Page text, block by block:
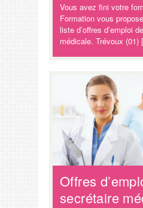
Vous avez fini votre
Formation vous
liste d’offres d’emploi
médicale. Trévoux
Offres
secrétaire